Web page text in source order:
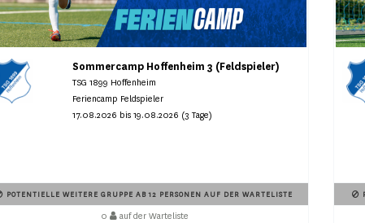
Sommercamp Hoffenheim 3 (Feldspieler)
TSG 1899 Hoffenheim
Feriencamp Feldspieler
17.08.2026 bis 19.08.2026 (3 Tage)
POTENTIELLE WEITERE GRUPPE AB 12 PERSONEN AUF DER WARTELISTE
0 auf der Warteliste